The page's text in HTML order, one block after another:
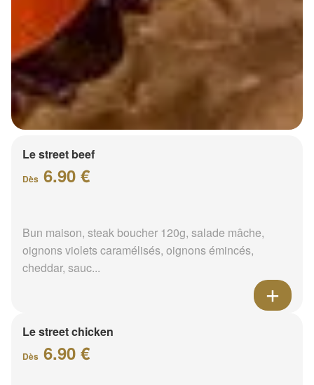
Le street beef
Dès 6.90 €
Bun maison, steak boucher 120g, salade mâche,
oignons violets caramélisés, oignons émincés,
cheddar, sauc...
Le street chicken
Dès 6.90 €